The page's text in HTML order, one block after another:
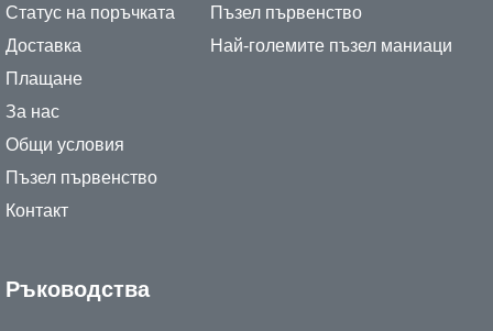
Статус на поръчката
Доставка
Плащане
За нас
Общи условия
Пъзел първенство
Контакт
Пъзел първенство
Най-големите пъзел маниаци
Ръководства